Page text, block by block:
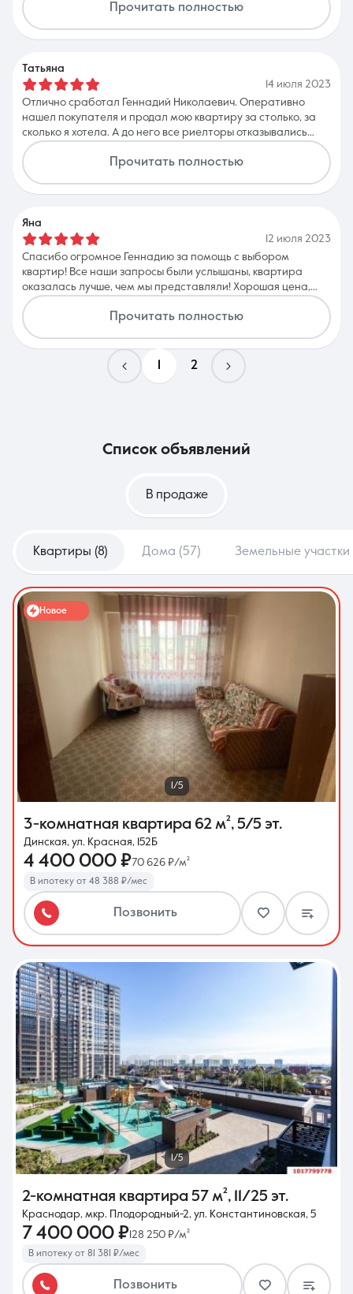
Продажа по Херсонскому сертификату. Ребята молодцы!
Желаю вам большой удачи, хороших сделок. Большое Вам
спасибо, за удачную продажу квартиры!!!
Прочитать полностью
Татьяна
14 июля 2023
Отлично сработал Геннадий Николаевич. Оперативно
нашел покупателя и продал мою квартиру за столько, за
сколько я хотела. А до него все риелторы отказывались
продавать за эту цену. Отличный профессионал! Спасибо
огромное! Все получилось как нельзя лучше, чем я
ожидала. Оперативно, качественно, вовремя.
Прочитать полностью
Яна
12 июля 2023
Спасибо огромное Геннадию за помощь с выбором
квартир! Все наши запросы были услышаны, квартира
оказалась лучше, чем мы представляли! Хорошая цена,
евроремонт, в центре недалеко от Авроры, в общем все
так, как мы хотели. Очень рады, впечатления хорошие от
работы с Геннадием, так и от Аякс. Благодарю вас!
Геннадий очень доброжелательный, советуем только его!
Обращались к нескольким агентам, а все было не то.
Будем обращаться к вам снова и снова!
Прочитать полностью
1 2
список объявлений
В продаже
Квартиры (8) Дома (57) Земельные участки
1/5
3-комнатная квартира 62 м², 5/5 эт.
Динская, ул. Красная, 152Б
4 400 000 ₽70 626 ₽/м²
В ипотеку от 48 388 ₽/мес
Позвонить
Новое
1/5
2-комнатная квартира 57 м², 11/25 эт.
Краснодар, мкр. Плодородный-2, ул. Константиновская, 5
7 400 000 ₽ 128 250 ₽/м²
В ипотеку от 81 381 ₽/мес
Позвонить